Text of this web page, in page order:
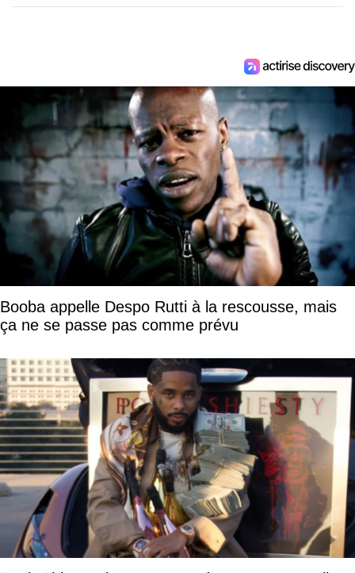
Booba appelle Despo Rutti à la rescousse, mais
ça ne se passe pas comme prévu